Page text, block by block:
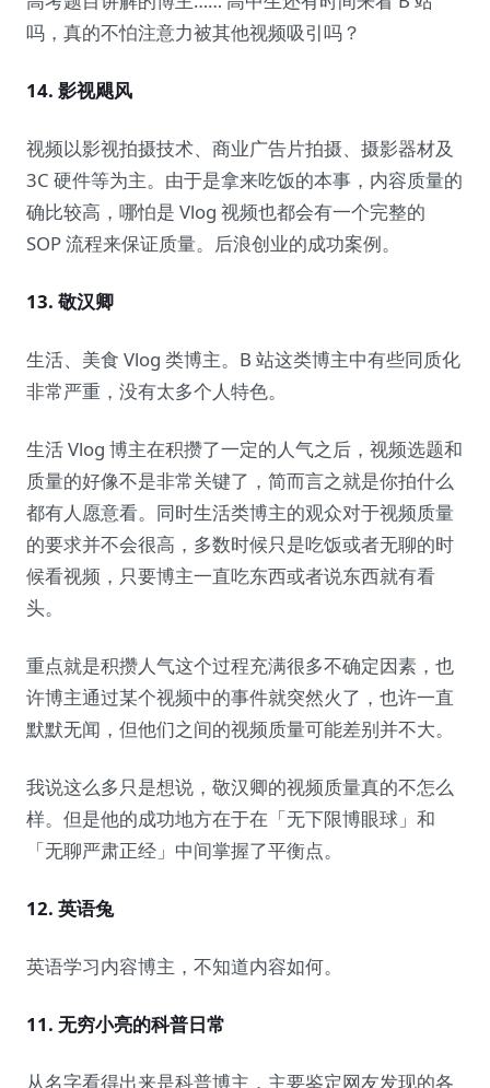
吗，真的不怕注意力被其他视频吸引吗？
14. 影视飓风
视频以影视拍摄技术、商业广告片拍摄、摄影器材及
3C 硬件等为主。由于是拿来吃饭的本事，内容质量的
确比较高，哪怕是 Vlog 视频也都会有一个完整的
SOP 流程来保证质量。后浪创业的成功案例。
13. 敬汉卿
生活、美食 Vlog 类博主。B 站这类博主中有些同质化
非常严重，没有太多个人特色。
生活 Vlog 博主在积攒了一定的人气之后，视频选题和
质量的好像不是非常关键了，简而言之就是你拍什么
都有人愿意看。同时生活类博主的观众对于视频质量
的要求并不会很高，多数时候只是吃饭或者无聊的时
候看视频，只要博主一直吃东西或者说东西就有看
头。
重点就是积攒人气这个过程充满很多不确定因素，也
许博主通过某个视频中的事件就突然火了，也许一直
默默无闻，但他们之间的视频质量可能差别并不大。
我说这么多只是想说，敬汉卿的视频质量真的不怎么
样。但是他的成功地方在于在「无下限博眼球」和
「无聊严肃正经」中间掌握了平衡点。
12. 英语兔
英语学习内容博主，不知道内容如何。
11. 无穷小亮的科普日常
从名字看得出来是科普博主，主要鉴定网友发现的各